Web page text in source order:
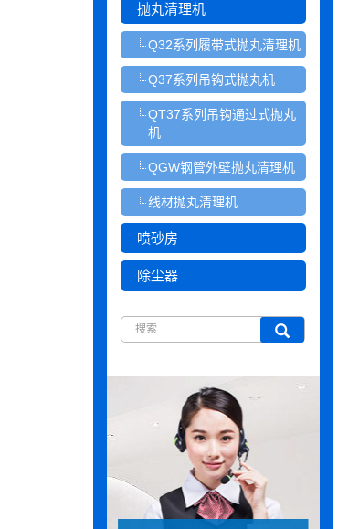
抛丸清理机
Q32系列履带式抛丸清理机
Q37系列吊钩式抛丸机
QT37系列吊钩通过式抛丸
机
QGW钢管外壁抛丸清理机
线材抛丸清理机
喷砂房
除尘器